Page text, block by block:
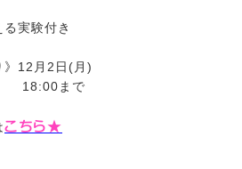
る実験付き
》12月2日(月)
まで
こちら★